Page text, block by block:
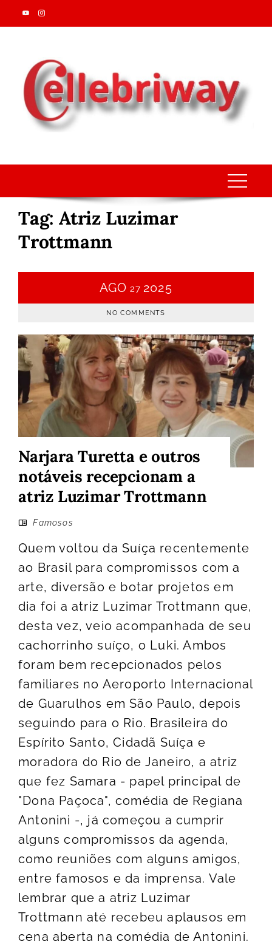
Skip
to
Tag: Atriz Luzimar
Trottmann
AGO 27 2025
NO COMMENTS
Narjara Turetta e outros
notáveis recepcionam a
atriz Luzimar Trottmann
Famosos
Quem voltou da Suíça recentemente
ao Brasil para compromissos com a
arte, diversão e botar projetos em
dia foi a atriz Luzimar Trottmann que,
desta vez, veio acompanhada de seu
cachorrinho suíço, o Luki. Ambos
foram bem recepcionados pelos
familiares no Aeroporto Internacional
de Guarulhos em São Paulo, depois
seguindo para o Rio. Brasileira do
Espírito Santo, Cidadã Suíça e
moradora do Rio de Janeiro, a atriz
que fez Samara - papel principal de
"Dona Paçoca", comédia de Regiana
Antonini -, já começou a cumprir
alguns compromissos da agenda,
como reuniões com alguns amigos,
entre famosos e da imprensa. Vale
lembrar que a atriz Luzimar
Trottmann até recebeu aplausos em
cena aberta na comédia de Antonini.